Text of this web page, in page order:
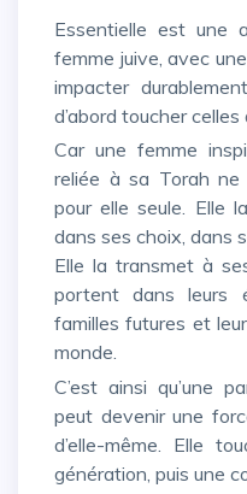
Essentielle est une association tournée vers la
femme juive, avec
impacter
d’abord toucher
Car une femme inspirée, renforcée, écoutée et
reliée à sa Torah ne
pour elle seule. Elle
dans ses choix, dans
Elle la transmet à
portent dans leurs
familles futures et
monde.
C’est ainsi qu’une parole reçue par une femme
peut devenir une
d’elle-même. Elle
génération, puis une